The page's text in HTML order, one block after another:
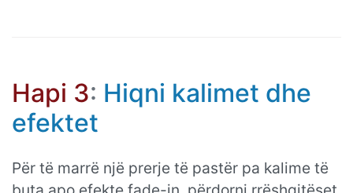
Hapi 3: Hiqni kalimet dhe
efektet
Për të marrë një prerje të pastër pa kalime të